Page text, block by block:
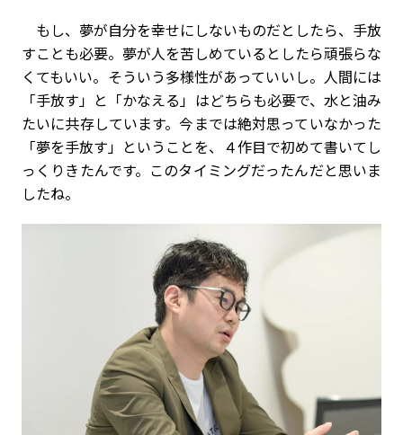
もし、夢が自分を幸せにしないものだとしたら、手放
すことも必要。夢が人を苦しめているとしたら頑張らな
くてもいい。そういう多様性があっていいし。人間には
「手放す」と「かなえる」はどちらも必要で、水と油み
たいに共存しています。今までは絶対思っていなかった
「夢を手放す」ということを、４作目で初めて書いてし
っくりきたんです。このタイミングだったんだと思いま
したね。